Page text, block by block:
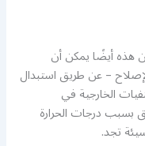
هذه أيضًا يمكن أن
– عن طريق استبدال
الخارجية في
بسبب درجات الحرارة
تجد.